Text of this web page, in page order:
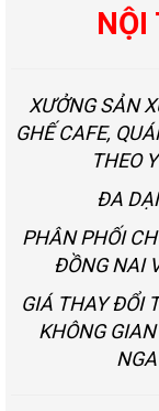
NỘI
XƯỞNG SẢN
GHẾ CAFE,
THEO
ĐA
PHÂN PHỐI
ĐỒNG NAI
GIÁ THAY ĐỔI
KHÔNG